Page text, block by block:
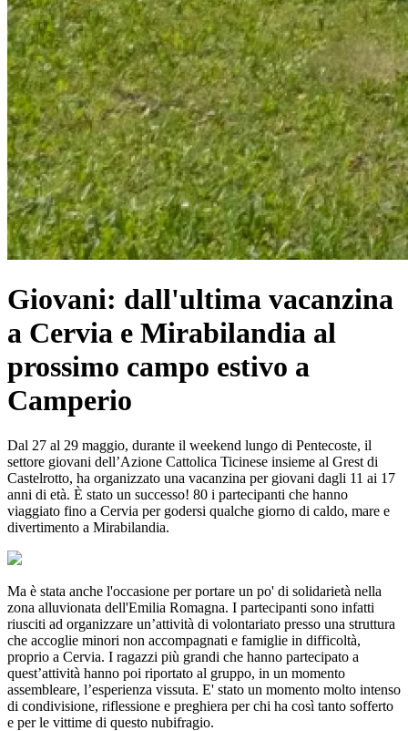
Giovani: dall'ultima vacanzina
a Cervia e Mirabilandia al
prossimo campo estivo a
Camperio
Dal 27 al 29 maggio, durante il weekend lungo di Pentecoste, il
settore giovani dell’Azione Cattolica Ticinese insieme al Grest di
Castelrotto, ha organizzato una vacanzina per giovani dagli 11 ai 17
anni di età. È stato un successo! 80 i partecipanti che hanno
viaggiato fino a Cervia per godersi qualche giorno di caldo, mare e
divertimento a Mirabilandia.
Ma è stata anche l'occasione per portare un po' di solidarietà nella
zona alluvionata dell'Emilia Romagna. I partecipanti sono infatti
riusciti ad organizzare un’attività di volontariato presso una struttura
che accoglie minori non accompagnati e famiglie in difficoltà,
proprio a Cervia. I ragazzi più grandi che hanno partecipato a
quest’attività hanno poi riportato al gruppo, in un momento
assembleare, l’esperienza vissuta. E' stato un momento molto intenso
di condivisione, riflessione e preghiera per chi ha così tanto sofferto
e per le vittime di questo nubifragio.